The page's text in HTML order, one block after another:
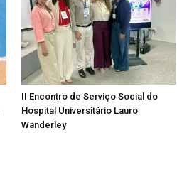
II Encontro de Serviço Social do
Hospital Universitário Lauro
Wanderley